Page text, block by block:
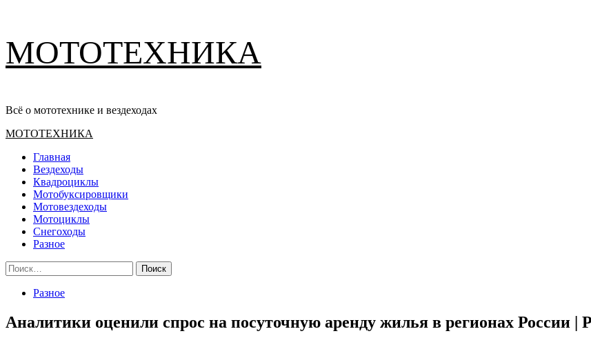
содержимому
МОТОТЕХНИКА
Всё о мототехнике и вездеходах
Основное
МОТОТЕХНИКА
Главная
Вездеходы
Квадроциклы
Мотобуксировщики
Мотовездеходы
Мотоциклы
Снегоходы
Разное
Найти:
Разное
Аналитики оценили спрос на посуточную аренду жилья в регионах России